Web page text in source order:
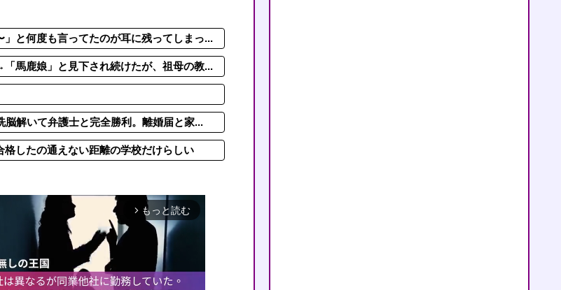
娘」と見...
て弁護...
い所作…両...
先生から電話があったんだけど、「〜とか〜」「〜とか考えて〜」と何度も言っ...
毎日暑いから雪に関連する映画でも観ようと「生きてこそ」を借りたのね
取り放題でてんこ盛りにしてるのはまあ見かけるが持ち帰りはなしでしょう、、...
と何度も言ってたのが耳に残ってしまっ...
馬鹿娘」と見下され続けたが、祖母の教...
脳解いて弁護士と完全勝利。離婚届と家...
したの通えない距離の学校だけらしい
arrow_forward_ios もっと読む